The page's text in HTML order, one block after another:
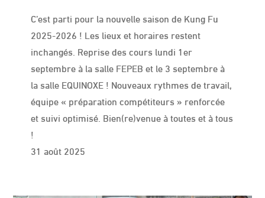
C’est parti pour la nouvelle saison de Kung Fu
2025-2026 ! Les lieux et horaires restent
inchangés. Reprise des cours lundi 1er
septembre à la salle FEPEB et le 3 septembre à
la salle EQUINOXE ! Nouveaux rythmes de travail,
équipe « préparation compétiteurs » renforcée
et suivi optimisé. Bien(re)venue à toutes et à tous
!
31 août 2025